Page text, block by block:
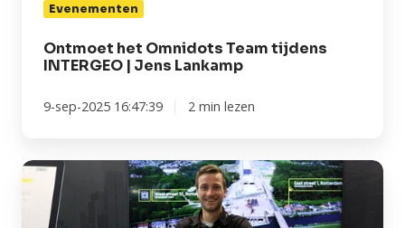
Evenementen
Ontmoet het Omnidots Team tijdens
INTERGEO | Jens Lankamp
9-sep-2025 16:47:39 2 min lezen
Ontmoet
het
Omnidots